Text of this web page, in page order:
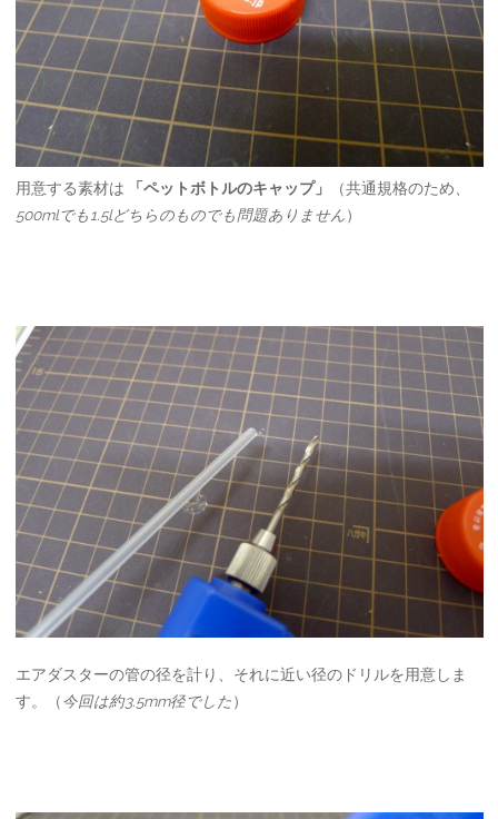
用意する素材は 「ペットボトルのキャップ」
（共通規格のため、
500mlでも1.5lどちらのものでも問題ありません）
エアダスターの管の径を計り、それに近い径のドリルを用意しま
す。（今回は約3.5mm径でした）